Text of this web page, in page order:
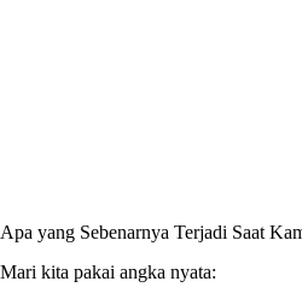
Apa yang Sebenarnya Terjadi Saat
Mari kita pakai angka nyata: